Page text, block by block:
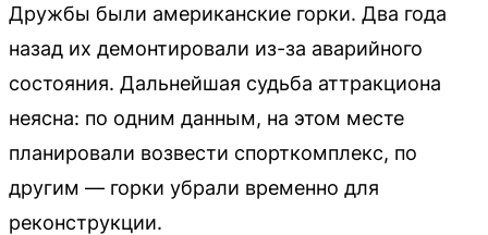
Дружбы были американские горки. Два года
назад их демонтировали из-за аварийного
состояния. Дальнейшая судьба аттракциона
неясна: по одним данным, на этом месте
планировали возвести спорткомплекс, по
другим — горки убрали временно для
реконструкции.